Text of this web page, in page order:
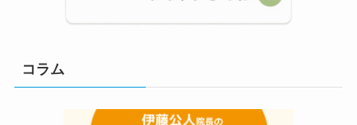
コラム